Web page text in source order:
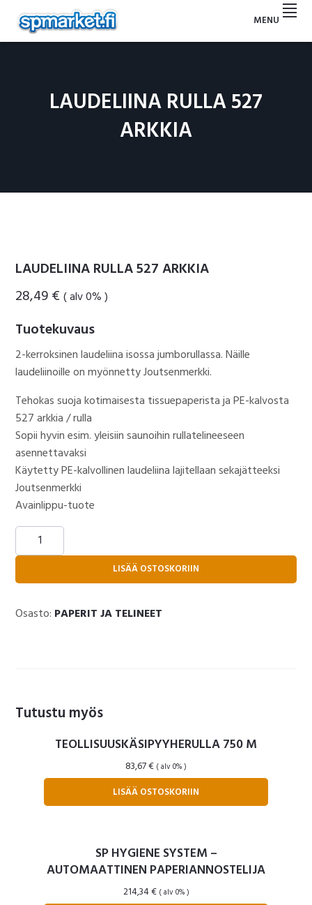
ensisijaiseen
valikkoon
pääsisältöön
ensisijaiseen
sivupalkkiin
alatunnisteeseen
SP
MENU
LAUDELIINA RULLA 527
ARKKIA
LAUDELIINA RULLA 527 ARKKIA
28,49€ ( alv 0% )
Tuotekuvaus
2-kerroksinen laudeliina isossa jumborullassa. Näille
laudeliinoille on myönnetty Joutsenmerkki.
Tehokas suoja kotimaisesta tissuepaperista ja PE-kalvosta
527 arkkia / rulla
Sopii hyvin esim. yleisiin saunoihin rullatelineeseen
asennettavaksi
Käytetty PE-kalvollinen laudeliina lajitellaan sekajätteeksi
Joutsenmerkki
Avainlippu-tuote
LAUDELIINA
RULLA
ARKKIA
LISÄÄ OSTOSKORIIN
Osasto: PAPERIT JA TELINEET
Tutustu myös
TEOLLISUUSKÄSIPYYHERULLA 750 M
83,67€ ( alv 0% )
LISÄÄ OSTOSKORIIN
SP HYGIENE SYSTEM –
AUTOMAATTINEN PAPERIANNOSTELIJA
214,34€ ( alv 0% )